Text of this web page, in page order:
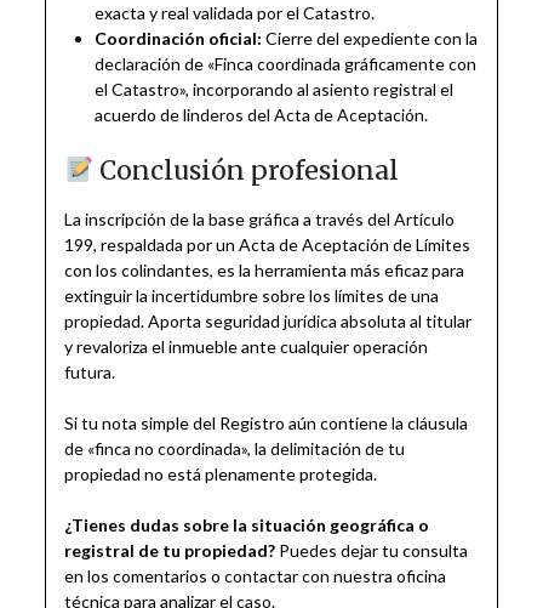
exacta y real validada por el Catastro.
Coordinación oficial: Cierre del expediente con la
declaración de «Finca coordinada gráficamente con
el Catastro», incorporando al asiento registral el
acuerdo de linderos del Acta de Aceptación.
Conclusión profesional
La inscripción de la base gráfica a través del Artículo
199, respaldada por un Acta de Aceptación de Límites
con los colindantes, es la herramienta más eficaz para
extinguir la incertidumbre sobre los límites de una
propiedad. Aporta seguridad jurídica absoluta al titular
y revaloriza el inmueble ante cualquier operación
futura.
Si tu nota simple del Registro aún contiene la cláusula
de «finca no coordinada», la delimitación de tu
propiedad no está plenamente protegida.
¿Tienes dudas sobre la situación geográfica o
registral de tu propiedad? Puedes dejar tu consulta
en los comentarios o contactar con nuestra oficina
técnica para analizar el caso.